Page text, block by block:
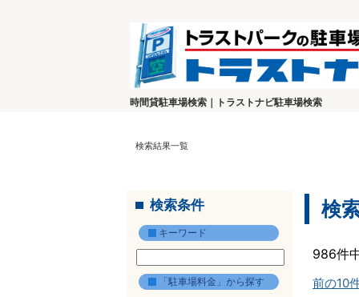
時間貸駐車場検索｜トラストナビ駐車場検索
検索結果一覧
検索条件
キーワード
「駐車場料金」から探す
検
986件
前の10